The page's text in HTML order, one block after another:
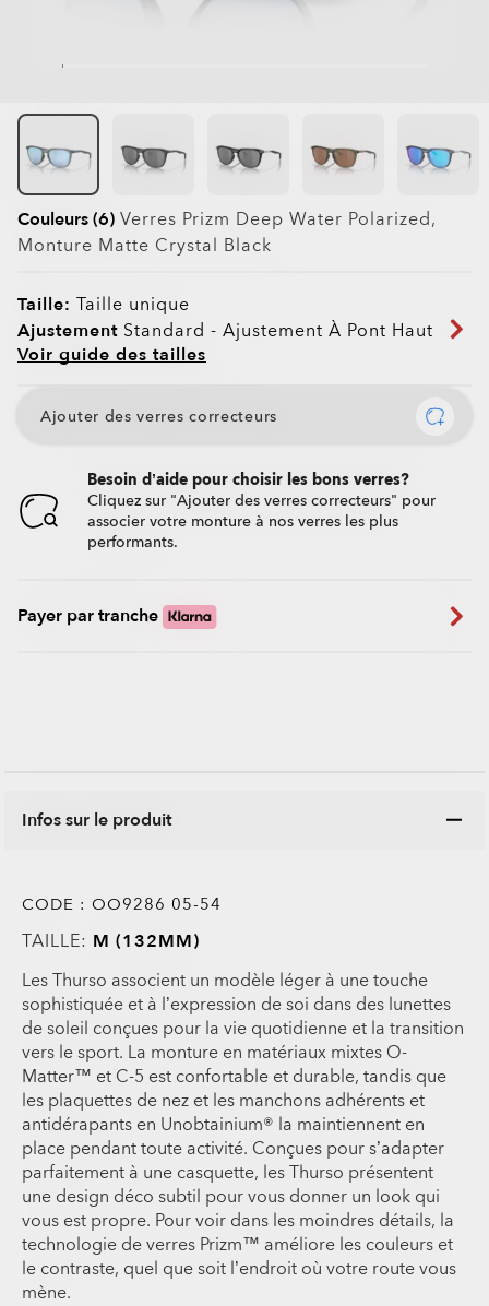
Couleurs (6) Verres Prizm Deep Water Polarized,
Monture Matte Crystal Black
Taille: Taille unique
Ajustement Standard - Ajustement À Pont Haut
Voir guide des tailles
Ajouter des verres correcteurs
Besoin d’aide pour choisir les bons verres?
Cliquez sur "Ajouter des verres correcteurs" pour
associer votre monture à nos verres les plus
performants.
Payer par tranche
Infos sur le produit
CODE : OO9286 05-54
TAILLE: M (132MM)
Les Thurso associent un modèle léger à une touche
sophistiquée et à l’expression de soi dans des lunettes
de soleil conçues pour la vie quotidienne et la transition
vers le sport. La monture en matériaux mixtes O-
Matter™ et C-5 est confortable et durable, tandis que
les plaquettes de nez et les manchons adhérents et
antidérapants en Unobtainium® la maintiennent en
place pendant toute activité. Conçues pour s’adapter
parfaitement à une casquette, les Thurso présentent
une design déco subtil pour vous donner un look qui
vous est propre. Pour voir dans les moindres détails, la
technologie de verres Prizm™ améliore les couleurs et
le contraste, quel que soit l’endroit où votre route vous
mène.